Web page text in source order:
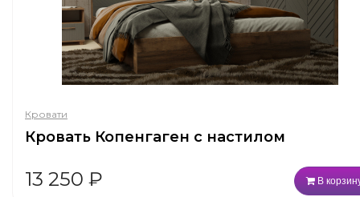
Кровати
Кровать Копенгаген с настилом
13 250 ₽ В